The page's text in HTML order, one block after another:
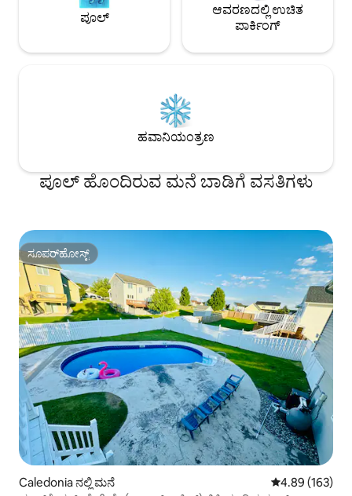
ಪೂಲ್
ಆವರಣದಲ್ಲಿ ಉಚಿತ
ಪಾರ್ಕಿಂಗ್
ಹವಾನಿಯಂತ್ರಣ
ಪೂಲ್ ಹೊಂದಿರುವ ಮನೆ ಬಾಡಿಗೆ ವಸತಿಗಳು
ಸೂಪರ್‌ಹೋಸ್ಟ್
ಸೂಪರ್‌ಹೋಸ್ಟ್
Caledonia ನಲ್ಲಿ ಮನೆ 5 ರಲ್ಲಿ 4.89
4.89 (163)